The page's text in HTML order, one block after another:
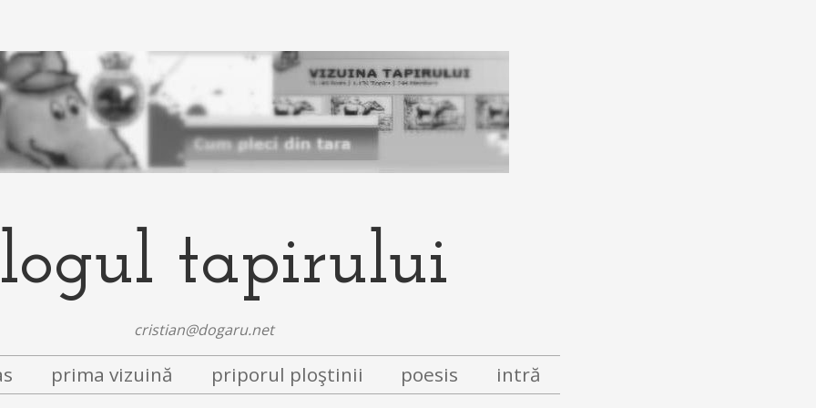
tapirului
cristian@dogaru.net
prima vizuină priporul ploştinii poesis intră